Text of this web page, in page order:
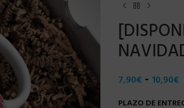
7,90€ - 10,90€
PLAZO DE